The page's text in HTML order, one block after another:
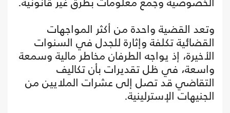
وتعد القضية واحدة من أكثر المواجهات
القضائية تكلفة وإثارة للجدل في السنوات
الأخيرة، إذ يواجه الطرفان مخاطر مالية وسمعة
واسعة، في ظل تقديرات بأن تكاليف
التقاضي قد تصل إلى عشرات الملايين من
الجنيهات الإسترلينية.